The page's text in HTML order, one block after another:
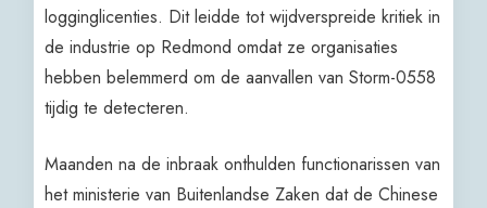
logginglicenties. Dit leidde tot wijdverspreide kritiek in
de industrie op Redmond omdat ze organisaties
hebben belemmerd om de aanvallen van Storm-0558
tijdig te detecteren.
Maanden na de inbraak onthulden functionarissen van
het ministerie van Buitenlandse Zaken dat de Chinese